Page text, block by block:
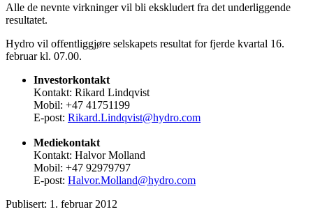
Alle de nevnte virkninger vil bli ekskludert fra det underliggende
resultatet.
Hydro vil offentliggjøre selskapets resultat for fjerde kvartal 16.
februar kl. 07.00.
Investorkontakt
Kontakt: Rikard Lindqvist
Mobil: +47 41751199
E-post: Rikard.Lindqvist@hydro.com
Mediekontakt
Kontakt: Halvor Molland
Mobil: +47 92979797
E-post: Halvor.Molland@hydro.com
Publisert: 1. februar 2012